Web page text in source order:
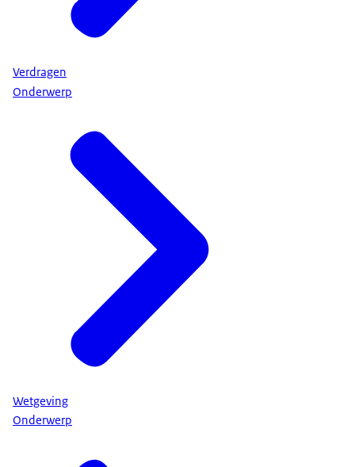
Verdragen
Onderwerp
Wetgeving
Onderwerp